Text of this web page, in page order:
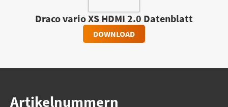
Draco vario XS HDMI 2.0 Datenblatt
DOWNLOAD
Artikelnummern